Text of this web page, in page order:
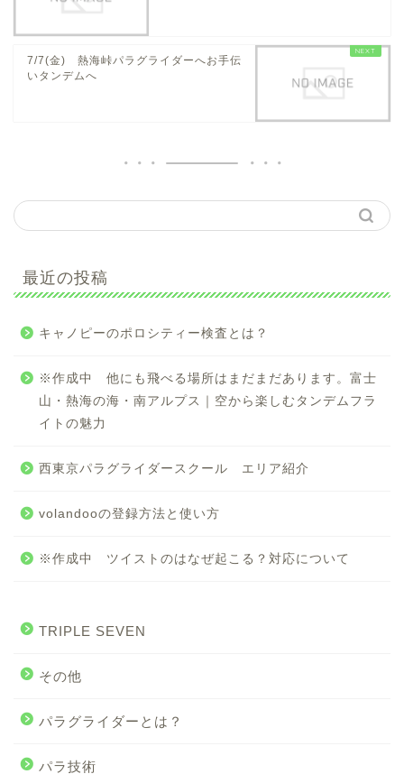
7/7(金) 熱海峠パラグライダーへお手伝
いタンデムへ
最近の投稿
キャノピーのポロシティー検査とは？
※作成中 他にも飛べる場所はまだまだあります。富士
山・熱海の海・南アルプス｜空から楽しむタンデムフラ
イトの魅力
西東京パラグライダースクール エリア紹介
volandooの登録方法と使い方
※作成中 ツイストのはなぜ起こる？対応について
TRIPLE SEVEN
その他
パラグライダーとは？
パラ技術